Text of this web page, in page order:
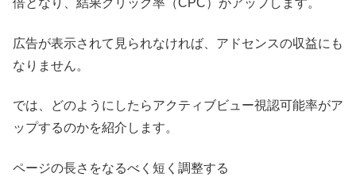
倍となり、結果クリック率（CPC）がアップします。
広告が表示されて見られなければ、アドセンスの収益にも
なりません。
では、どのようにしたらアクティブビュー視認可能率がア
ップするのかを紹介します。
ページの長さをなるべく短く調整する